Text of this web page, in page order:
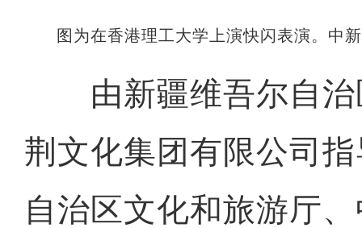
图为在香港理工大学上演快闪表演。中
由新疆维吾尔自治
荆文化集团有限公司
自治区文化和旅游厅